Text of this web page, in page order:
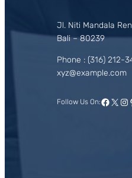
Jl. Niti Mandala
Bali – 80239
Phone : (316) 212-
xyz@example.com
Follow Us On: X